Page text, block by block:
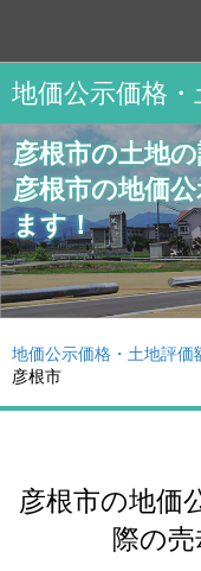
地価公示価格
彦根市の土地
彦根市の地価
ます！
地価公示価格・土地評価
彦根市
彦根市の地価
際の